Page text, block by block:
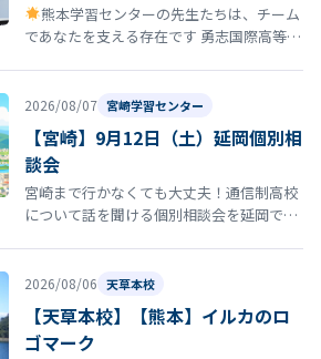
熊本学習センターの先生たちは、チーム
であなたを支える存在です 勇志国際高等学
2026/08/07 宮崎学習センター
【宮崎】9月12日（土）延岡個別相
談会
宮崎まで行かなくても大丈夫！通信制高校
について話を聞ける個別相談会を延岡で開
2026/08/06 天草本校
【天草本校】【熊本】イルカのロ
ゴマーク